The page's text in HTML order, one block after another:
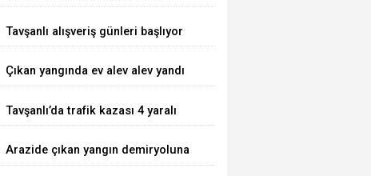
Tavşanlı alışveriş günleri başlıyor
Çıkan yangında ev alev alev yandı
Tavşanlı’da trafik kazası 4 yaralı
Arazide çıkan yangın demiryoluna